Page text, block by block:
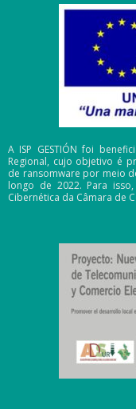
A ISP GESTIÓN foi
Regional, cujo objetivo é
de ransomware por meio
longo de 2022. Para
Cibernética da Câmara de